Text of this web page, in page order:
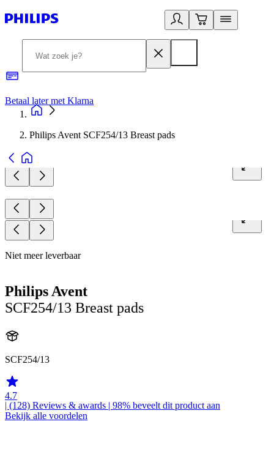
Betaal later met Klarna
Philips Avent SCF254/13 Breast pads
Niet meer leverbaar
Philips Avent
SCF254/13 Breast pads
SCF254/13
4.7
| (128) Reviews & awards | 98% beveelt dit product aan
Bekijk alle voordelen